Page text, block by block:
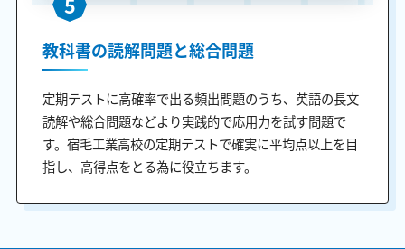
教科書の読解問題と総合問題
定期テストに高確率で出る頻出問題のうち、英語の長文
読解や総合問題などより実践的で応用力を試す問題で
す。宿毛工業高校の定期テストで確実に平均点以上を目
指し、高得点をとる為に役立ちます。